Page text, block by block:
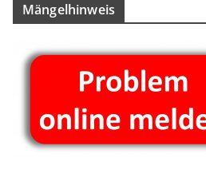
Män­gel­hin­weis